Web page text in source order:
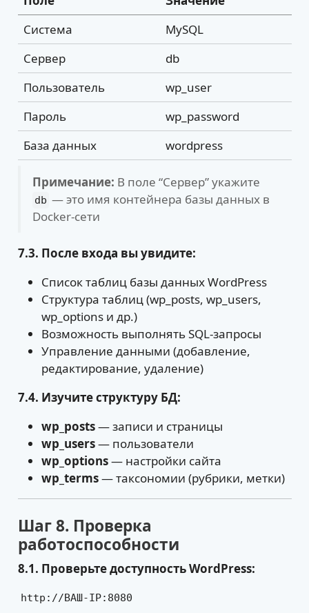
Система
MySQL
Сервер
db
Пользователь
wp_user
Пароль
wp_password
База данных
wordpress
Примечание: В поле “Сервер” укажите
db — это имя контейнера базы данных в
Docker-сети
7.3. После входа вы увидите:
Список таблиц базы данных WordPress
Структура таблиц (wp_posts, wp_users,
wp_options и др.)
Возможность выполнять SQL-запросы
Управление данными (добавление,
редактирование, удаление)
7.4. Изучите структуру БД:
wp_posts— записи и страницы
wp_users— пользователи
wp_options— настройки сайта
wp_terms— таксономии (рубрики, метки)
Шаг 8. Проверка
работоспособности
8.1. Проверьте доступность WordPress:
http://ВАШ-IP:8080